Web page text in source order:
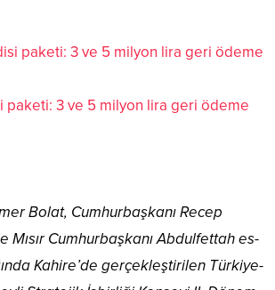
paketi: 3 ve 5 milyon lira geri ödeme
Bolat, Cumhurbaşkanı Recep
Mısır Cumhurbaşkanı Abdulfettah es-
Kahire’de gerçekleştirilen Türkiye-